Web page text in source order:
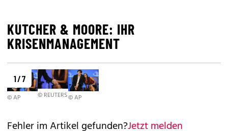
KUTCHER & MOORE: IHR
KRISENMANAGEMENT
1 / 7
© AP © REUTERS© AP
Fehler im Artikel gefunden?Jetzt melden